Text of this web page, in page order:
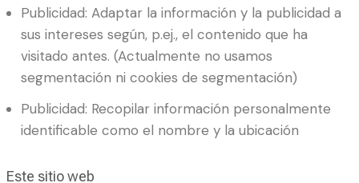
Publicidad: Adaptar la información y la publicidad a
sus intereses según, p.ej., el contenido que ha
visitado antes. (Actualmente no usamos
segmentación ni cookies de segmentación)
Publicidad: Recopilar información personalmente
identificable como el nombre y la ubicación
Este sitio web